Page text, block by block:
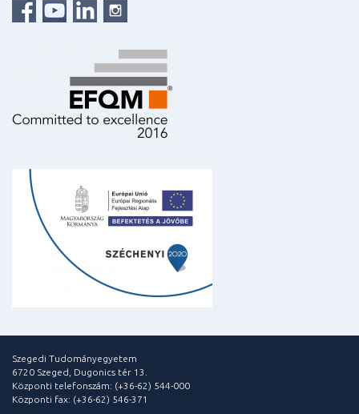
Szegedi Tudományegyetem
6720 Szeged, Dugonics tér 13.
Központi telefonszám: (+36-62) 544-000
Központi fax: (+36-62) 546-371